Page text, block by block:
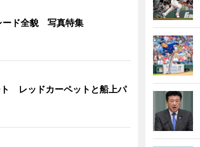
ード全貌 写真特集
レッドカーペットと船上パ